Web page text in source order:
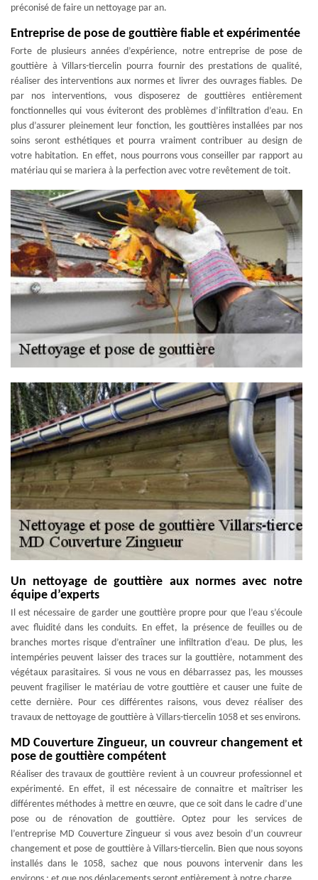
préconisé de faire un nettoyage par an.
Entreprise de pose de gouttière fiable et expérimentée
Forte de plusieurs années d’expérience, notre entreprise de pose de
gouttière à Villars-tiercelin pourra fournir des prestations de qualité,
réaliser des interventions aux normes et livrer des ouvrages fiables. De
par nos interventions, vous disposerez de gouttières entièrement
fonctionnelles qui vous éviteront des problèmes d’infiltration d’eau. En
plus d’assurer pleinement leur fonction, les gouttières installées par nos
soins seront esthétiques et pourra vraiment contribuer au design de
votre habitation. En effet, nous pourrons vous conseiller par rapport au
matériau qui se mariera à la perfection avec votre revêtement de toit.
Un nettoyage de gouttière aux normes avec notre
équipe d’experts
Il est nécessaire de garder une gouttière propre pour que l’eau s’écoule
avec fluidité dans les conduits. En effet, la présence de feuilles ou de
branches mortes risque d’entraîner une infiltration d’eau. De plus, les
intempéries peuvent laisser des traces sur la gouttière, notamment des
végétaux parasitaires. Si vous ne vous en débarrassez pas, les mousses
peuvent fragiliser le matériau de votre gouttière et causer une fuite de
cette dernière. Pour ces différentes raisons, vous devez réaliser des
travaux de nettoyage de gouttière à Villars-tiercelin 1058 et ses environs.
MD Couverture Zingueur, un couvreur changement et
pose de gouttière compétent
Réaliser des travaux de gouttière revient à un couvreur professionnel et
expérimenté. En effet, il est nécessaire de connaitre et maîtriser les
différentes méthodes à mettre en œuvre, que ce soit dans le cadre d’une
pose ou de rénovation de gouttière. Optez pour les services de
l’entreprise MD Couverture Zingueur si vous avez besoin d’un couvreur
changement et pose de gouttière à Villars-tiercelin. Bien que nous soyons
installés dans le 1058, sachez que nous pouvons intervenir dans les